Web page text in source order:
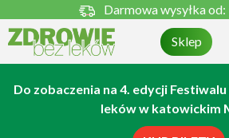
Darmowa wysyłka od:
Sklep
Do zobaczenia na 4. edycji
leków w katowickim